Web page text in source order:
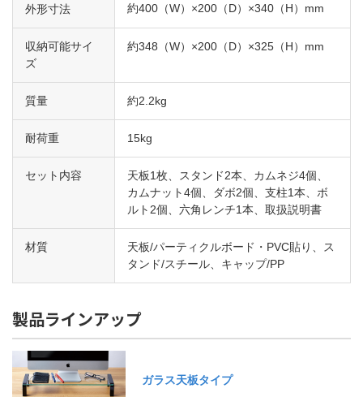
外形寸法 約400（W）×200（D）×340（H）mm
収納可能サイ
ズ
約348（W）×200（D）×325（H）mm
質量 約2.2kg
耐荷重 15kg
セット内容
天板1枚、スタンド2本、カムネジ4個、
カムナット4個、ダボ2個、支柱1本、ボ
ルト2個、六角レンチ1本、取扱説明書
材質
天板/パーティクルボード・PVC貼り、ス
タンド/スチール、キャップ/PP
製品ラインアップ
ガラス天板タイプ